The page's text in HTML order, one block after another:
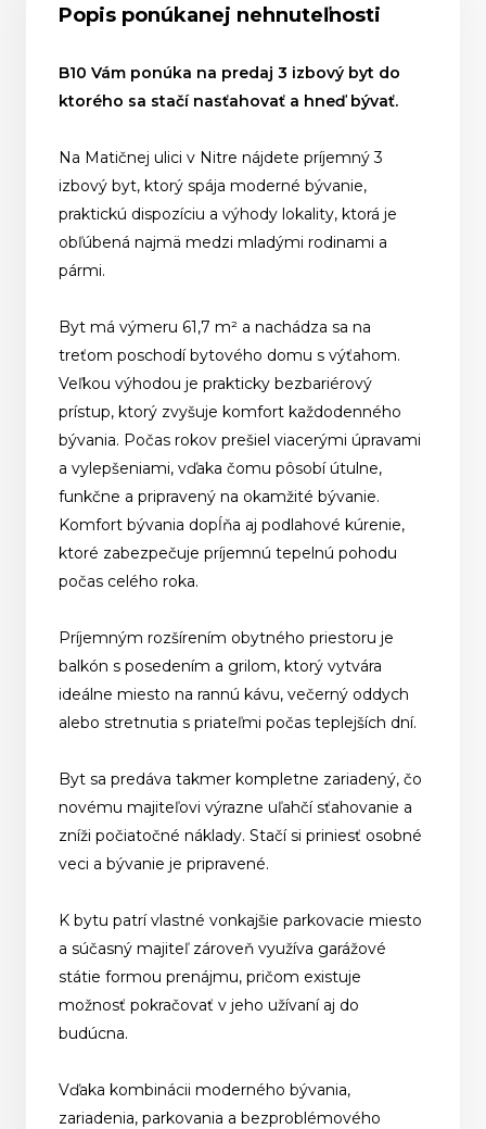
Popis ponúkanej nehnuteľnosti
B10 Vám ponúka na predaj 3 izbový byt do
ktorého sa stačí nasťahovať a hneď bývať.
Na Matičnej ulici v Nitre nájdete príjemný 3
izbový byt, ktorý spája moderné bývanie,
praktickú dispozíciu a výhody lokality, ktorá je
obľúbená najmä medzi mladými rodinami a
pármi.
Byt má výmeru 61,7 m² a nachádza sa na
treťom poschodí bytového domu s výťahom.
Veľkou výhodou je prakticky bezbariérový
prístup, ktorý zvyšuje komfort každodenného
bývania. Počas rokov prešiel viacerými úpravami
a vylepšeniami, vďaka čomu pôsobí útulne,
funkčne a pripravený na okamžité bývanie.
Komfort bývania dopĺňa aj podlahové kúrenie,
ktoré zabezpečuje príjemnú tepelnú pohodu
počas celého roka.
Príjemným rozšírením obytného priestoru je
balkón s posedením a grilom, ktorý vytvára
ideálne miesto na rannú kávu, večerný oddych
alebo stretnutia s priateľmi počas teplejších dní.
Byt sa predáva takmer kompletne zariadený, čo
novému majiteľovi výrazne uľahčí sťahovanie a
zníži počiatočné náklady. Stačí si priniesť osobné
veci a bývanie je pripravené.
K bytu patrí vlastné vonkajšie parkovacie miesto
a súčasný majiteľ zároveň využíva garážové
státie formou prenájmu, pričom existuje
možnosť pokračovať v jeho užívaní aj do
budúcna.
Vďaka kombinácii moderného bývania,
zariadenia, parkovania a bezproblémového